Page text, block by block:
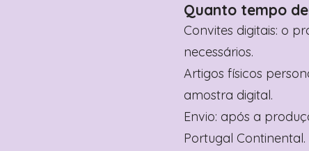
Quanto tempo
Convites digitais: o
necessários.
Artigos físicos
amostra digital.
Envio: após a
Portugal Continental.